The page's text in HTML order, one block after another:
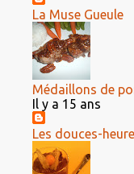
La Muse Gueule
Médaillons de
Il y a 15 ans
Les douces-